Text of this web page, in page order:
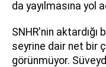
da yayılmasına yol
SNHR'nin aktardığı
seyrine dair net bir
görünmüyor.